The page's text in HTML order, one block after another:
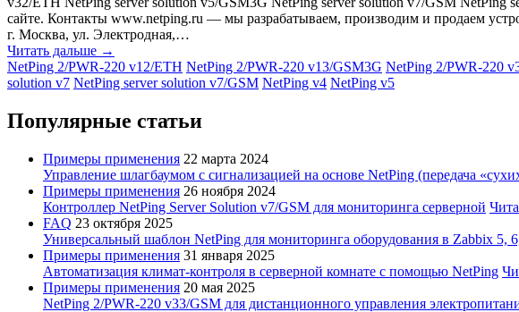
сайте. Контакты www.netping.ru — мы разрабатываем, производим и продаем
г. Москва, ул. Электродная,…
Читать дальше →
NetPing 2/PWR-220 v12/ETH NetPing 2/PWR-220 v13/GSM3G NetPing 2/PWR-220
solution v7 NetPing server solution v7/GSM NetPing v4 NetPing v5
Популярные статьи
Примеры применения 22 марта 2024
Управление шлагбаумом с сигнализацией на основе NetPing (передача
Примеры применения 26 ноября 2024
Контроллер NetPing Server Solution v7/GSM для мониторинга серверной
FAQ 23 октября 2025
Универсальный шаблон NetPing для мониторинга оборудования в Zabbix 5,
Примеры применения 31 января 2025
Автоматизация климат-контроля в серверной комнате с помощью NetPing
Примеры применения 20 мая 2025
NetPing 2/PWR-220 v33/GSM для дистанционного управления